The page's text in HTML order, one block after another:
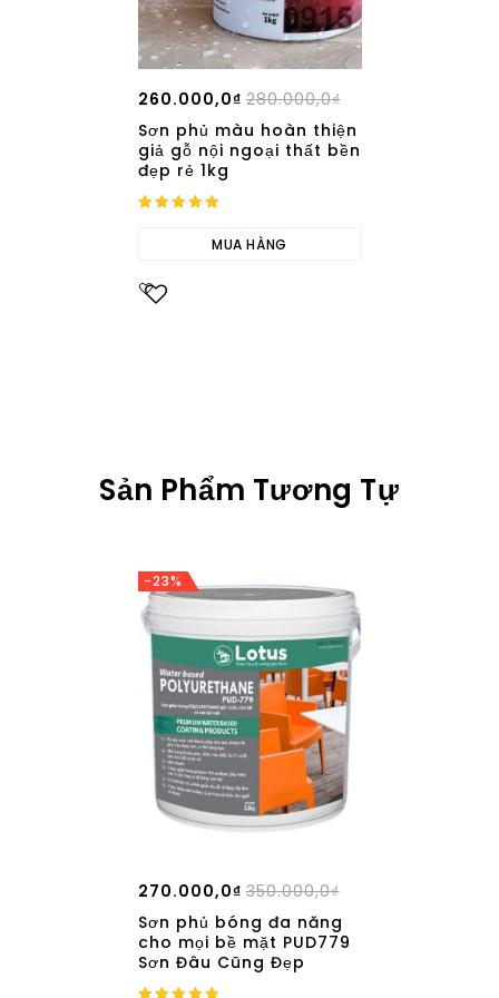
280.000,0₫
260.000,0₫
Sơn phủ màu hoàn thiện
giả gỗ nội ngoại thất bền
đẹp rẻ 1kg
MUA HÀNG
Sản Phẩm Tương Tự
-23%
350.000,0₫
270.000,0₫
Sơn phủ bóng đa năng
cho mọi bề mặt PUD779
Sơn Đâu Cũng Đẹp